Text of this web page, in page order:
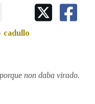
CORPORATIVA
DEL ADALID
EMILIA PARDO
HOMENAXEADAS
PALABRAS
cadullo
non daba virado.